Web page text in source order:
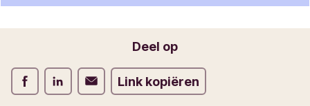
e
m
u
l
Deel op
Deel op Facebook
Deel op LinkedInDeel op Verstuur per email
Link kopiëren